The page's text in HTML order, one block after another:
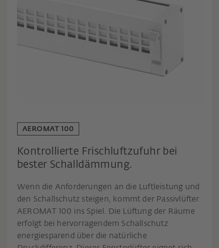
AEROMAT 100
Kontrollierte Frischluftzufuhr bei
bester Schalldämmung.
Wenn die Anforderungen an die Luftleistung und
den Schallschutz steigen, kommt der Passivlüfter
AEROMAT 100 ins Spiel. Die Lüftung der Räume
erfolgt bei hervorragendem Schallschutz
energiesparend über die natürliche